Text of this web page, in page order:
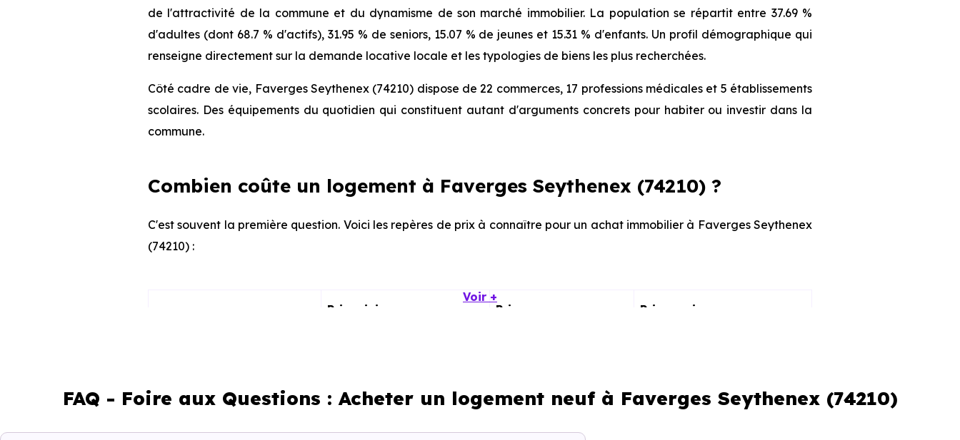
de l'attractivité de la commune et du dynamisme de son marché immobilier. La population se répartit entre 37.69 %
d'adultes (dont 68.7 % d'actifs), 31.95 % de seniors, 15.07 % de jeunes et 15.31 % d'enfants. Un profil démographique qui
renseigne directement sur la demande locative locale et les typologies de biens les plus recherchées.
Côté cadre de vie, Faverges Seythenex (74210) dispose de 22 commerces, 17 professions médicales et 5 établissements
scolaires. Des équipements du quotidien qui constituent autant d'arguments concrets pour habiter ou investir dans la
commune.
Combien coûte un logement à Faverges Seythenex (74210) ?
C'est souvent la première question. Voici les repères de prix à connaître pour un achat immobilier à Faverges Seythenex
(74210) :
Prix minimum Prix moyen Prix maximum
1 542 € /m²
Voir +
FAQ - Foire aux Questions : Acheter un logement neuf à Faverges Seythenex (74210)